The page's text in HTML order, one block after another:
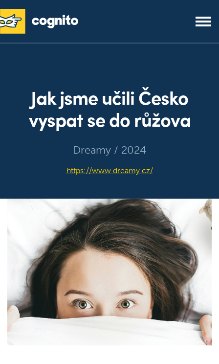
Jak jsme učili Česko
vyspat se do růžova
Dreamy / 2024
https://www.dreamy.cz/